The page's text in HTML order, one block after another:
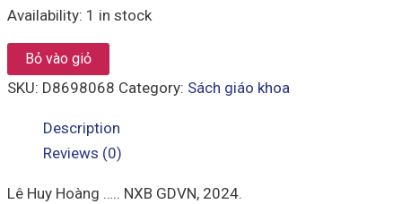
Availability: 1 in stock
Tử)
Bỏ vào giỏ
SKU: D8698068 Category: Sách giáo khoa
Description
Reviews (0)
Lê Huy Hoàng ….. NXB GDVN, 2024.